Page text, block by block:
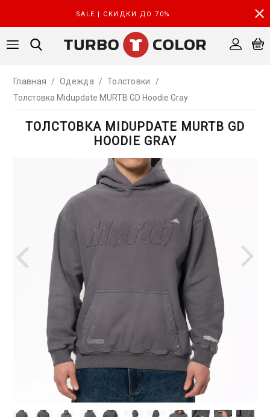
SALE | СКИДКИ ДО 70%
Главная / Одежда / Толстовки
/
Толстовка Midupdate MURTB GD Hoodie Gray
ТОЛСТОВКА MIDUPDATE MURTB GD
HOODIE GRAY